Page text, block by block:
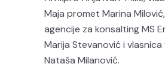
Maja promet Marina
agencije za konsalting MS
Marija Stevanović i vlasnica
Nataša Milanović.